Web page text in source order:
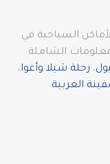
السياحية في
الشاملة
، رحلة شيلا وأغوا،
العربية